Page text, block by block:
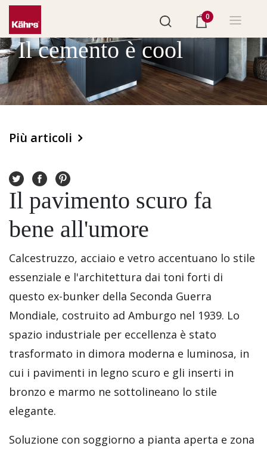
0
Il cemento è cool
Più articoli
Il pavimento scuro fa
bene all'umore
Calcestruzzo, acciaio e vetro accentuano lo stile
essenziale e l'architettura dai toni forti di
questo ex-bunker della Seconda Guerra
Mondiale, costruito ad Amburgo nel 1939. Lo
spazio industriale per eccellenza è stato
trasformato in dimora moderna e luminosa, in
cui i pavimenti in legno scuro e gli inserti in
bronzo e marmo ne sottolineano lo stile
elegante.
Soluzione con soggiorno a pianta aperta e zona